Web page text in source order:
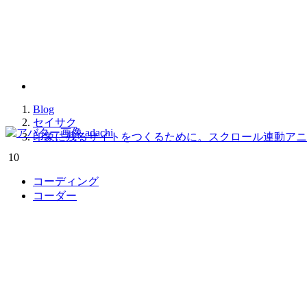
Blog
セイサク
印象に残るサイトをつくるために。スクロール連動ア
印象に残るサイトをつ
adachi
10
コーディング
コーダー